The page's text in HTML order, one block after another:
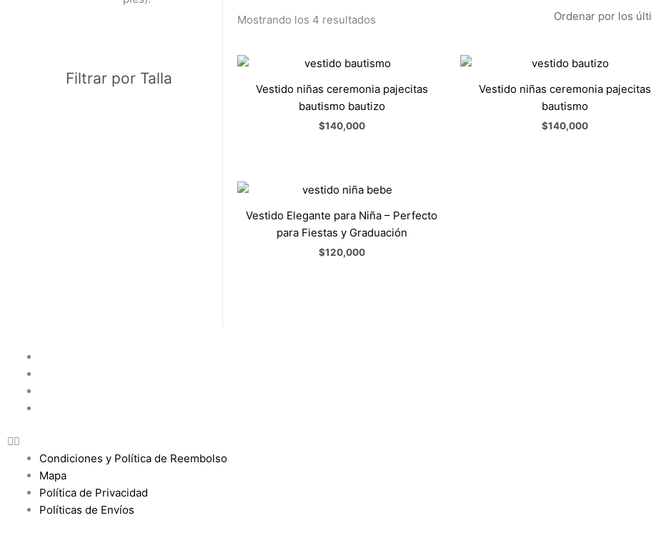
Filtrar por Talla
Mostrando los 4 resultados
Vestido niñas ceremonia pajecitas
bautismo bautizo
$140,000
Vestido niñas ceremonia pajecitas
bautismo
$140,000
Vestido Elegante para Niña – Perfecto
para Fiestas y Graduación
$120,000
Condiciones y Política de Reembolso
Mapa
Política de Privacidad
Políticas de Envíos